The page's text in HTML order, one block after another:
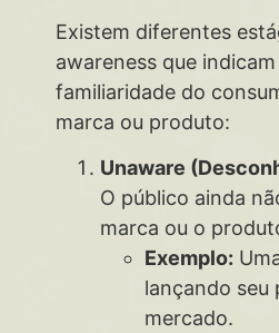
Existem diferentes
awareness que
familiaridade do
marca ou produto:
Unaware
O público ainda
marca ou o
Exemplo:
lançando seu
mercado.